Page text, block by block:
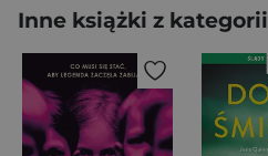
Inne książki z kategorii